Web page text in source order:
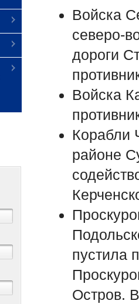
Войска
северо-
дороги
Войска
Корабли
районе
пустила
Остров.